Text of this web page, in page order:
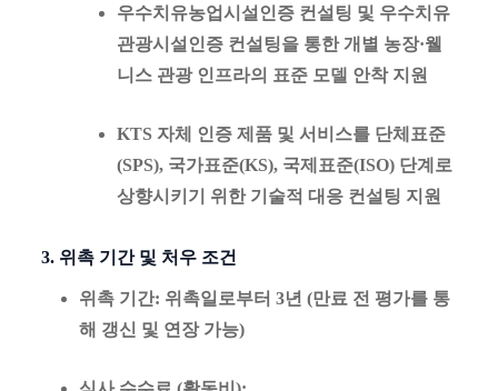
우수치유농업시설인증 컨설팅 및 우수치유
관광시설인증 컨설팅을 통한 개별 농장·웰
니스 관광 인프라의 표준 모델 안착 지원
KTS 자체 인증 제품 및 서비스를 단체표준
(SPS), 국가표준(KS), 국제표준(ISO) 단계로
상향시키기 위한 기술적 대응 컨설팅 지원
3. 위촉 기간 및 처우 조건
위촉 기간: 위촉일로부터 3년 (만료 전 평가를 통
해 갱신 및 연장 가능)